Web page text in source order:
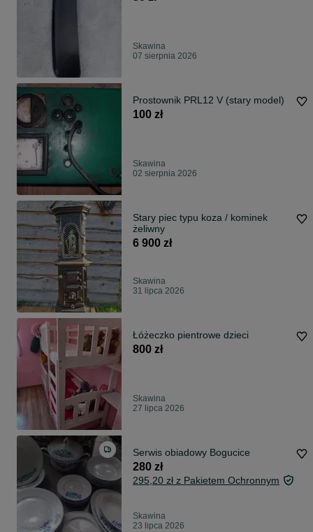
Skawina
07 sierpnia 2026
Prostownik PRL12 V (stary model)
100 zł
Skawina
02 sierpnia 2026
Stary piec typu koza / kominek
żeliwny
6 900 zł
Skawina
31 lipca 2026
Łóżeczko pientrowe dzieci
800 zł
Skawina
27 lipca 2026
Serwis obiadowy Bogucice
280 zł
295,20 zł z Pakietem Ochronnym
Skawina
23 lipca 2026